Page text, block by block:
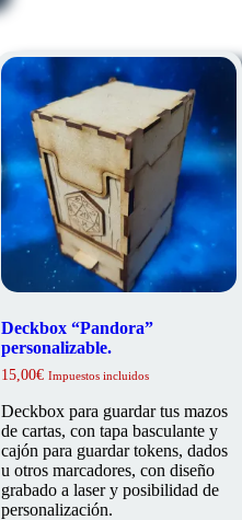
Deckbox “Pandora”
personalizable.
15,00€ Impuestos incluidos
Deckbox para guardar tus mazos
de cartas, con tapa basculante y
cajón para guardar tokens, dados
u otros marcadores, con diseño
grabado a laser y posibilidad de
personalización.